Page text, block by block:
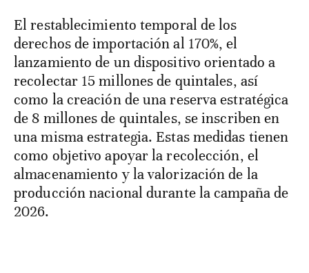
El restablecimiento temporal de los
derechos de importación al 170%, el
lanzamiento de un dispositivo orientado a
recolectar 15 millones de quintales, así
como la creación de una reserva estratégica
de 8 millones de quintales, se inscriben en
una misma estrategia. Estas medidas tienen
como objetivo apoyar la recolección, el
almacenamiento y la valorización de la
producción nacional durante la campaña de
2026.